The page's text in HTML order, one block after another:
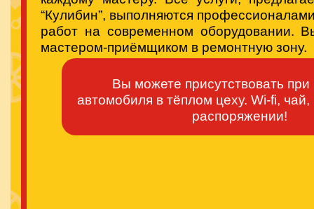
“Кулибин”, выполняются
работ на современном оборудовании.
мастером-приёмщиком в ремонтную зону.
Вы можете присутствовать
автомобиля в тёплом цеху. Wi-fi,
распоряжении!